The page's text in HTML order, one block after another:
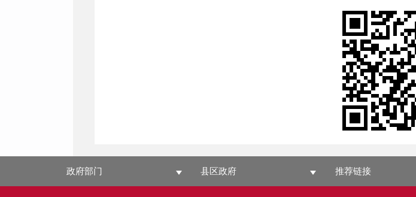
政府部门 县区政府 推荐链接